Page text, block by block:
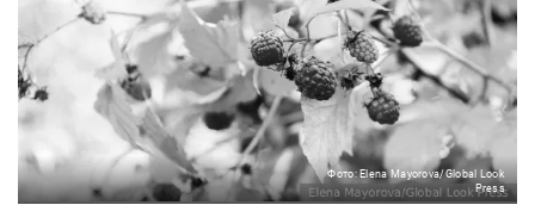
Фото: Elena Mayorova/Global Look
Press